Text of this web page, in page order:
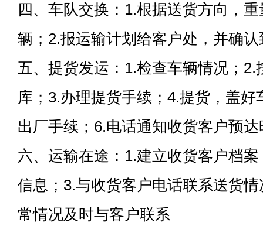
四、车队交换：1.根据送货方向，
辆；2.报运输计划给客户处，并确
五、提货发运：1.检查车辆情况；2.
库；3.办理提货手续；4.提货，盖
出厂手续；6.电话通知收货客户预
六、运输在途：1.建立收货客户档
信息；3.与收货客户电话联系送货
常情况及时与客户联系